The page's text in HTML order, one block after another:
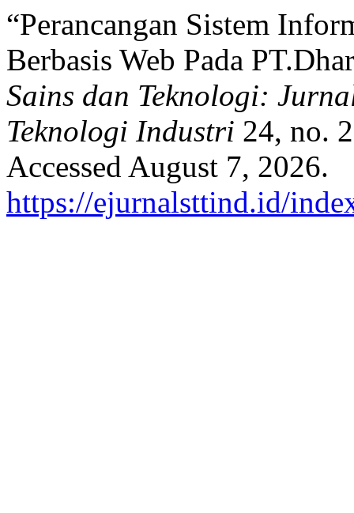
“Perancangan Sistem
Berbasis Web Pada
Sains dan Teknologi:
Teknologi Industri 24, no.
Accessed August 7, 2026.
https://ejurnalsttind.id/